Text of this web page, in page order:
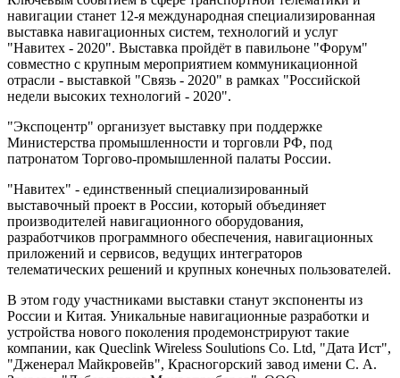
навигации станет 12-я международная специализированная
выставка навигационных систем, технологий и услуг
"Навитех - 2020". Выставка пройдёт в павильоне "Форум"
совместно с крупным мероприятием коммуникационной
отрасли - выставкой "Связь - 2020" в рамках "Российской
недели высоких технологий - 2020".
"Экспоцентр" организует выставку при поддержке
Министерства промышленности и торговли РФ, под
патронатом Торгово-промышленной палаты России.
"Навитех" - единственный специализированный
выставочный проект в России, который объединяет
производителей навигационного оборудования,
разработчиков программного обеспечения, навигационных
приложений и сервисов, ведущих интеграторов
телематических решений и крупных конечных пользователей.
В этом году участниками выставки станут экспоненты из
России и Китая. Уникальные навигационные разработки и
устройства нового поколения продемонстрируют такие
компании, как Queclink Wireless Soulutions Co. Ltd, "Дата Ист",
"Дженерал Майкровейв", Красногорский завод имени С. А.